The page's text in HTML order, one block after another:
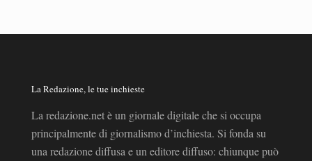
La Redazione, le tue inchieste
La redazione.net è un giornale digitale che si occupa
principalmente di giornalismo d’inchiesta. Si fonda su
una redazione diffusa e un editore diffuso: chiunque può